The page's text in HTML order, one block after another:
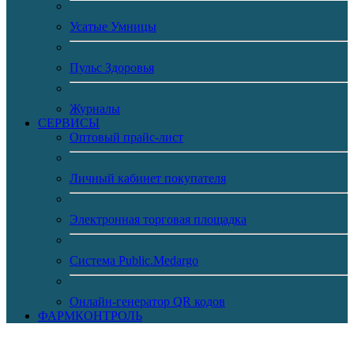
Усатые Умницы
Пульс Здоровья
Журналы
CЕРВИСЫ
Оптовый прайс-лист
Личный кабинет покупателя
Электронная торговая площадка
Система Public.Medargo
Онлайн-генератор QR кодов
ФАРМКОНТРОЛЬ